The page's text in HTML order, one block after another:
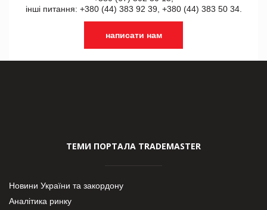
інші питання: +380 (44) 383 92 39, +380 (44) 383 50 34.
написати нам
ТЕМИ ПОРТАЛА TRADEMASTER
Новини України та закордону
Аналітика ринку